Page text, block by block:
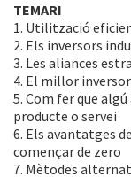
TEMARI
1. Utilització
2. Els inversors
3. Les aliances
4. El millor
5. Com fer que
producte o servei
6. Els avantatges
començar de zero
7. Mètodes